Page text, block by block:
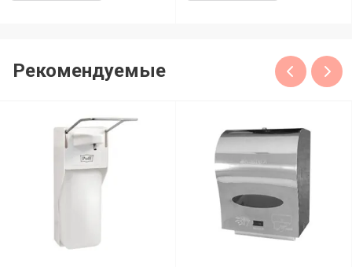
Рекомендуемые